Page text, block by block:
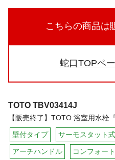
こちらの商品は
蛇口TOPペ
TOTO TBV03414J
【販売終了】TOTO 浴室用水栓
壁付タイプ サーモスタット
アーチハンドル コンフォー